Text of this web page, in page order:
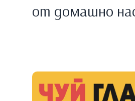
от домашно